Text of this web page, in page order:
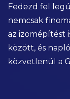
Fedezd fel
nemcsak
az izomépítést
között, és
közvetlenül a